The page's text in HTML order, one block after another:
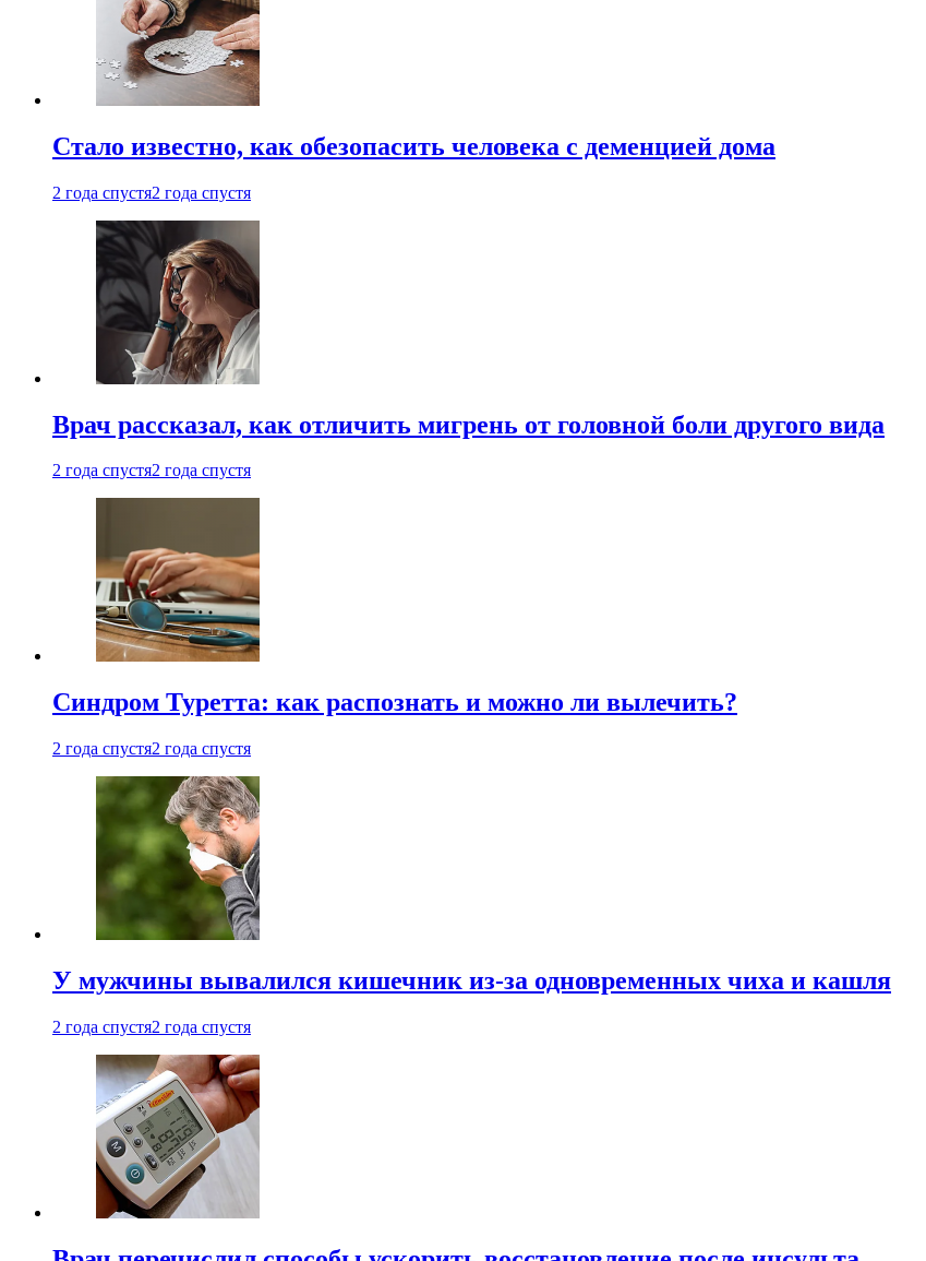
Стало известно, как обезопасить человека с деменцией дома
2 года спустя2 года спустя
Врач рассказал, как отличить мигрень от головной боли другого вида
2 года спустя2 года спустя
Синдром Туретта: как распознать и можно ли вылечить?
2 года спустя2 года спустя
У мужчины вывалился кишечник из-за одновременных чиха и кашля
2 года спустя2 года спустя